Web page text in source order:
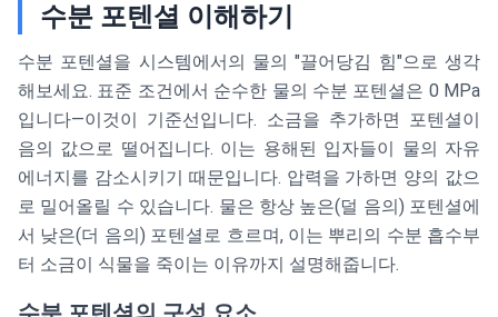
수분 포텐셜 이해하기
수분 포텐셜을 시스템에서의 물의 "끌어당김 힘"으로 생각
해보세요. 표준 조건에서 순수한 물의 수분 포텐셜은 0 MPa
입니다—이것이 기준선입니다. 소금을 추가하면 포텐셜이
음의 값으로 떨어집니다. 이는 용해된 입자들이 물의 자유
에너지를 감소시키기 때문입니다. 압력을 가하면 양의 값으
로 밀어올릴 수 있습니다. 물은 항상 높은(덜 음의) 포텐셜에
서 낮은(더 음의) 포텐셜로 흐르며, 이는 뿌리의 수분 흡수부
터 소금이 식물을 죽이는 이유까지 설명해줍니다.